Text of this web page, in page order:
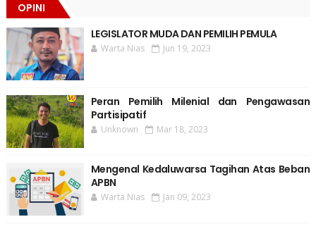
OPINI
LEGISLATOR MUDA DAN PEMILIH PEMULA
Warta Nias Jun 19, 2023
Peran Pemilih Milenial dan Pengawasan
Partisipatif
Unknown Mar 18, 2023
Mengenal Kedaluwarsa Tagihan Atas Beban
APBN
Warta Nias Jan 09, 2023